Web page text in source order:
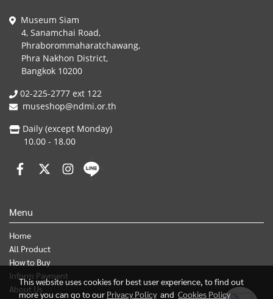
Museum Siam
4, Sanamchai Road,
Phraborommaharatchawang,
Phra Nakhon District,
Bangkok 10200
02-225-2777 ext 122
museshop@ndmi.or.th
Daily (except Monday)
10.00 - 18.00
Menu
Home
All Product
How to Buy
Inform Payment
About Us
This website uses cookies for best user experience, to find out
more you can go to our Privacy Policyand Cookies Policy